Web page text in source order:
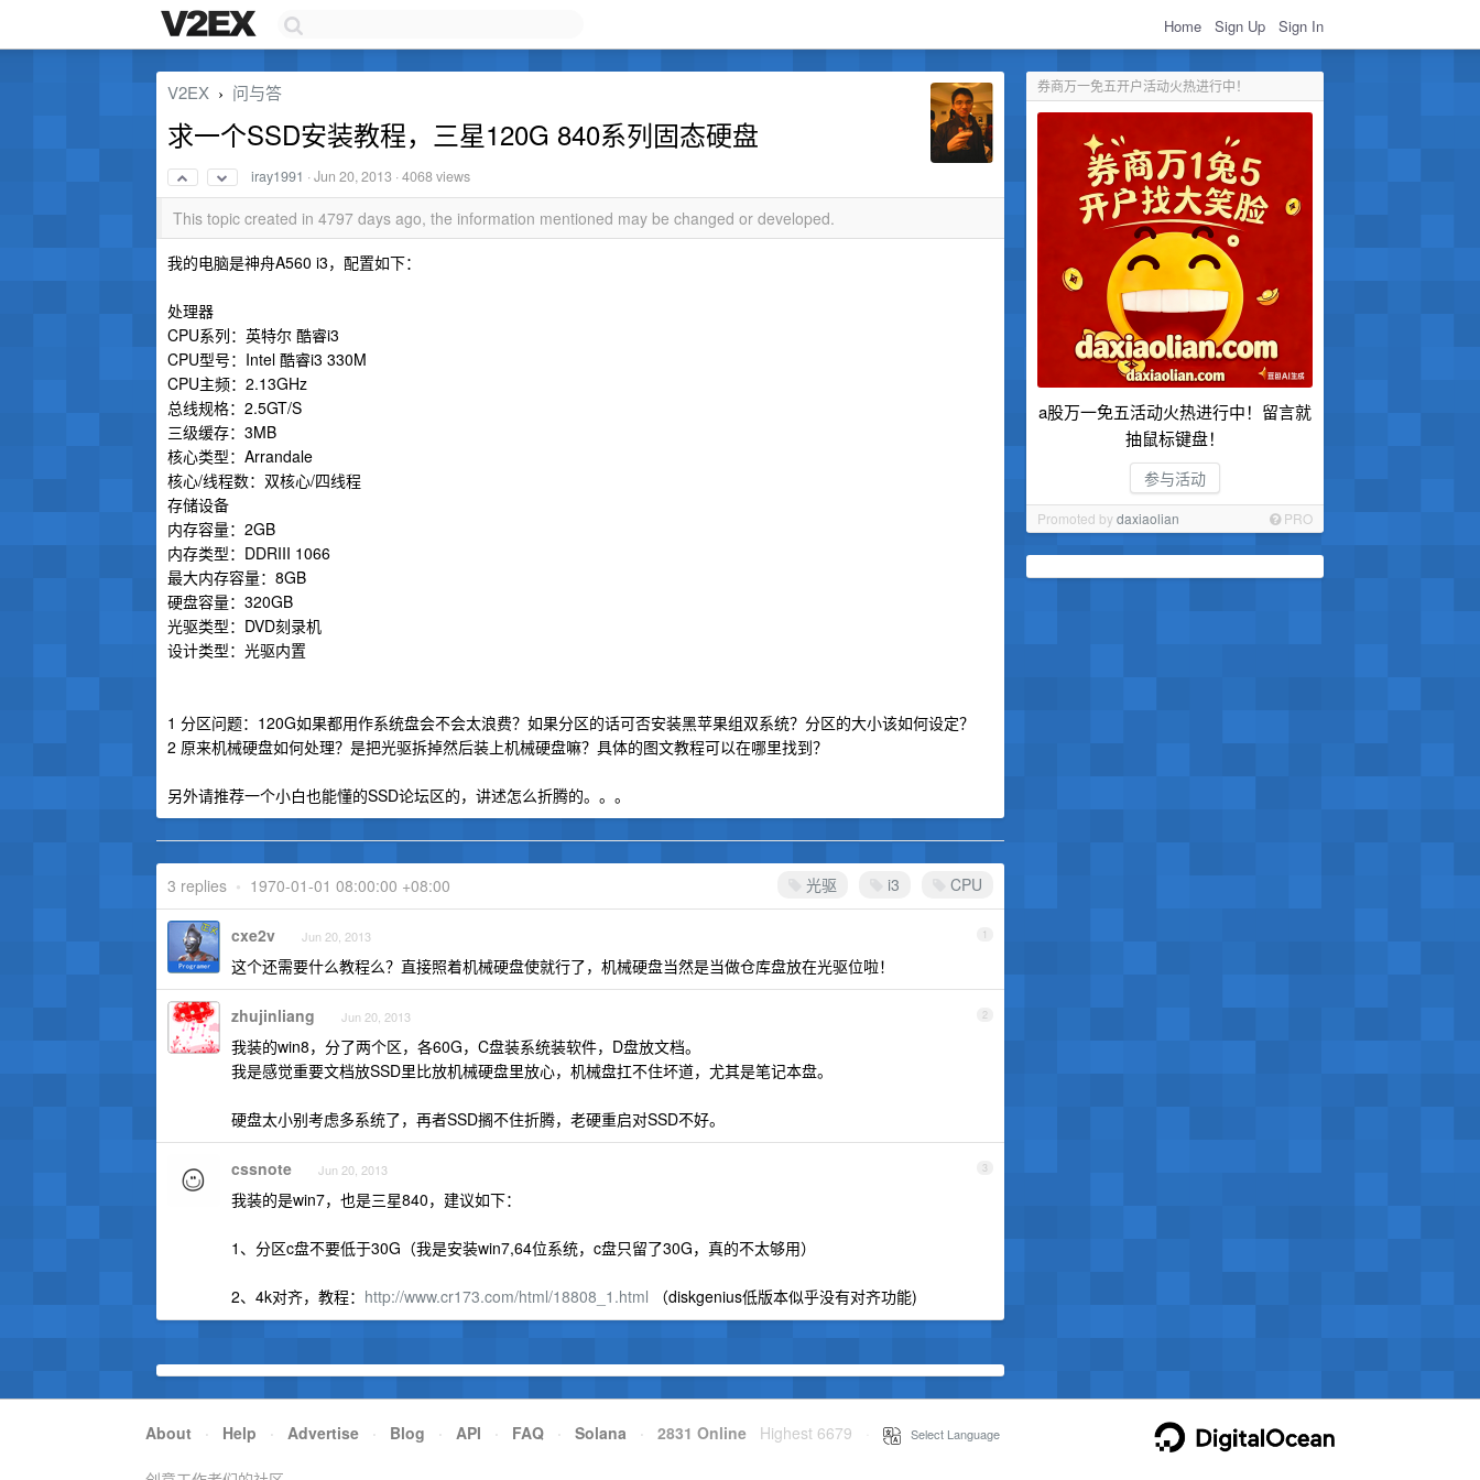
Home Sign Up Sign In
券商万一免五开户活动火热进行中！
a股万一免五活动火热进行中！留言就
抽鼠标键盘！
参与活动
Promoted bydaxiaolian PRO
V2EX › 问与答
求一个SSD安装教程，三星120G 840系列固态硬盘
iray1991 ·Jun 20, 2013 · 4068 views
This topic created in 4797 days ago, the information mentioned may be changed or developed.
我的电脑是神舟A560 i3，配置如下：
处理器
CPU系列：英特尔 酷睿i3
CPU型号：Intel 酷睿i3 330M
CPU主频：2.13GHz
总线规格：2.5GT/S
三级缓存：3MB
核心类型：Arrandale
核心/线程数：双核心/四线程
存储设备
内存容量：2GB
内存类型：DDRIII 1066
最大内存容量：8GB
硬盘容量：320GB
光驱类型：DVD刻录机
设计类型：光驱内置
1 分区问题：120G如果都用作系统盘会不会太浪费？如果分区的话可否安装黑苹果组双系统？分区的大小该如何设定？
2 原来机械硬盘如何处理？是把光驱拆掉然后装上机械硬盘嘛？具体的图文教程可以在哪里找到？
另外请推荐一个小白也能懂的SSD论坛区的，讲述怎么折腾的。。。
光驱 i3 CPU
3 replies • 1970-01-01 08:00:00 +08:00
1
cxe2v Jun 20, 2013
这个还需要什么教程么？直接照着机械硬盘使就行了，机械硬盘当然是当做仓库盘放在光驱位啦！
2
zhujinliang Jun 20, 2013
我装的win8，分了两个区，各60G，C盘装系统装软件，D盘放文档。
我是感觉重要文档放SSD里比放机械硬盘里放心，机械盘扛不住坏道，尤其是笔记本盘。
硬盘太小别考虑多系统了，再者SSD搁不住折腾，老硬重启对SSD不好。
3
cssnote Jun 20, 2013
我装的是win7，也是三星840，建议如下：
1、分区c盘不要低于30G（我是安装win7,64位系统，c盘只留了30G，真的不太够用）
2、4k对齐，教程： http://www.cr173.com/html/18808_1.html （diskgenius低版本似乎没有对齐功能)
About · Help · Advertise · Blog · API · FAQ · Solana · 2831 Online Highest 6679 Select Language